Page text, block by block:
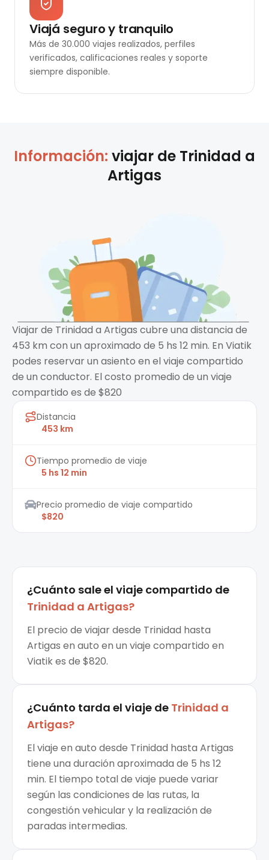
Viajá seguro y tranquilo
Más de 30.000 viajes realizados, perfiles
verificados, calificaciones reales y soporte
siempre disponible.
Información: viajar de Trinidad a
Artigas
Viajar de Trinidad a Artigas cubre una distancia de
453 km con un aproximado de 5 hs 12 min. En Viatik
podes reservar un asiento en el viaje compartido
de un conductor. El costo promedio de un viaje
compartido es de $820
Distancia
453 km
Tiempo promedio de viaje
5 hs 12 min
Precio promedio de viaje compartido
$820
¿Cuánto sale el viaje compartido de
Trinidad a Artigas?
El precio de viajar desde Trinidad hasta
Artigas en auto en un viaje compartido en
Viatik es de $820.
¿Cuánto tarda el viaje de Trinidad a
Artigas?
El viaje en auto desde Trinidad hasta Artigas
tiene una duración aproximada de 5 hs 12
min. El tiempo total de viaje puede variar
según las condiciones de las rutas, la
congestión vehicular y la realización de
paradas intermedias.